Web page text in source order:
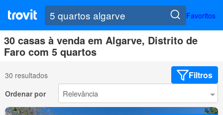
Favoritos
30 casas à venda em Algarve, Distrito de
Faro com 5 quartos
30 resultados Filtros
Ordenar por